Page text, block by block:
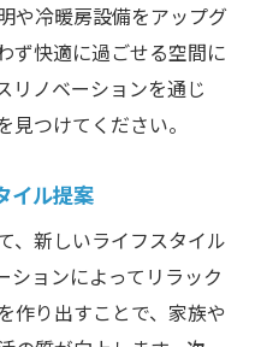
や冷暖房設備をアップグ
ず快適に過ごせる空間に
リノベーションを通じ
つけてください。
イル提案
、新しいライフスタイル
ションによってリラック
作り出すことで、家族や